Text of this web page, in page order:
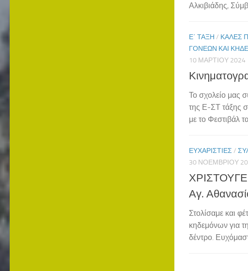
Αλκιβιάδης,
Ε΄ ΤΆΞΗ / ΚΑΛΕΣ
ΓΟΝΈΩΝ ΚΑΙ
10 ΜΑΡΤΊΟΥ 2024
Το σχολείο μας
της Ε-ΣΤ τάξης
με το Φεστιβάλ
ΕΥΧΑΡΙΣΤΊΕΣ /
30 ΝΟΕΜΒΡΊΟΥ
Αγ.
Στολίσαμε και
κηδεμόνων για
δέντρο.